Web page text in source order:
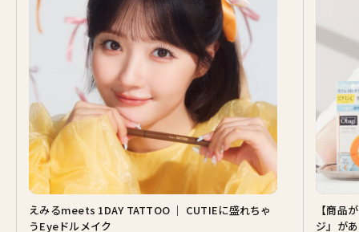
えみるmeets 1DAY TATTOO ｜ CUTIEに盛れちゃ
うEyeドルメイク
【商品
ジ』が